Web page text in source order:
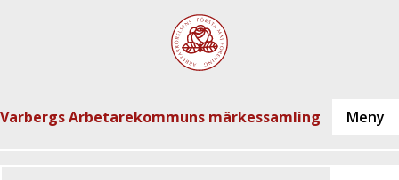
Varbergs Arbetarekommuns märkessamling